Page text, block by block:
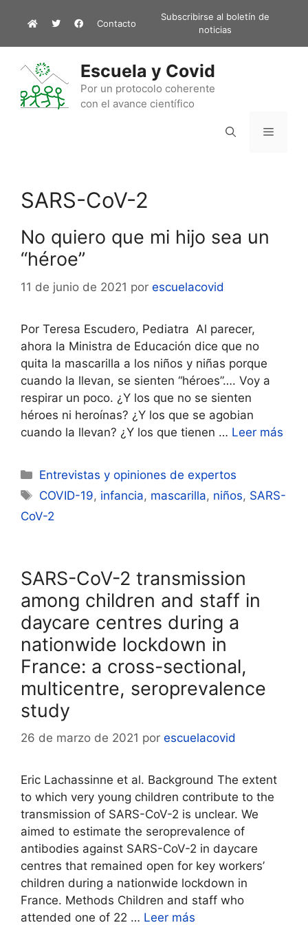
Contacto
Subscribirse al boletín de
noticias
Escuela y Covid
Por un protocolo coherente
con el avance científico
Menú
SARS-CoV-2
No quiero que mi hijo sea un
“héroe”
11 de junio de 2021 por escuelacovid
Por Teresa Escudero, Pediatra Al parecer,
ahora la Ministra de Educación dice que no
quita la mascarilla a los niños y niñas porque
cuando la llevan, se sienten “héroes”…. Voy a
respirar un poco. ¿Y los que no se sienten
héroes ni heroínas? ¿Y los que se agobian
cuando la llevan? ¿Y los que tienen … Leer más
Categorías
Entrevistas y opiniones de expertos
Etiquetas
COVID-19, infancia, mascarilla, niños, SARS-
CoV-2
SARS-CoV-2 transmission
among children and staff in
daycare centres during a
nationwide lockdown in
France: a cross-sectional,
multicentre, seroprevalence
study
26 de marzo de 2021 por escuelacovid
Eric Lachassinne et al. Background The extent
to which very young children contribute to the
transmission of SARS-CoV-2 is unclear. We
aimed to estimate the seroprevalence of
antibodies against SARS-CoV-2 in daycare
centres that remained open for key workers’
children during a nationwide lockdown in
France. Methods Children and staff who
attended one of 22 … Leer más